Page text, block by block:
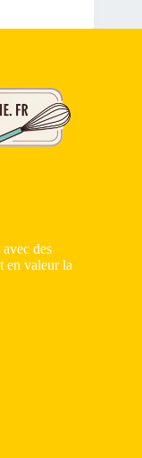
des
en valeur la